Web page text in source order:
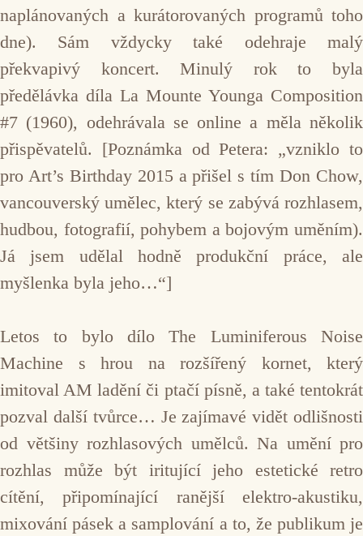
naplánovaných a kurátorovaných programů toho
dne). Sám vždycky také odehraje malý
překvapivý koncert. Minulý rok to byla
předělávka díla La Mounte Younga Composition
#7 (1960), odehrávala se online a měla několik
přispěvatelů. [Poznámka od Petera: „vzniklo to
pro Art’s Birthday 2015 a přišel s tím Don Chow,
vancouverský umělec, který se zabývá rozhlasem,
hudbou, fotografií, pohybem a bojovým uměním).
Já jsem udělal hodně produkční práce, ale
myšlenka byla jeho…“]
Letos to bylo dílo The Luminiferous Noise
Machine s hrou na rozšířený kornet, který
imitoval AM ladění či ptačí písně, a také tentokrát
pozval další tvůrce… Je zajímavé vidět odlišnosti
od většiny rozhlasových umělců. Na umění pro
rozhlas může být iritující jeho estetické retro
cítění, připomínající ranější elektro-akustiku,
mixování pásek a samplování a to, že publikum je